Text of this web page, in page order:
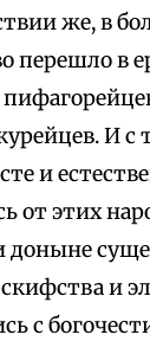
же, в
перешло в
И с
и
от этих
доныне
и
с